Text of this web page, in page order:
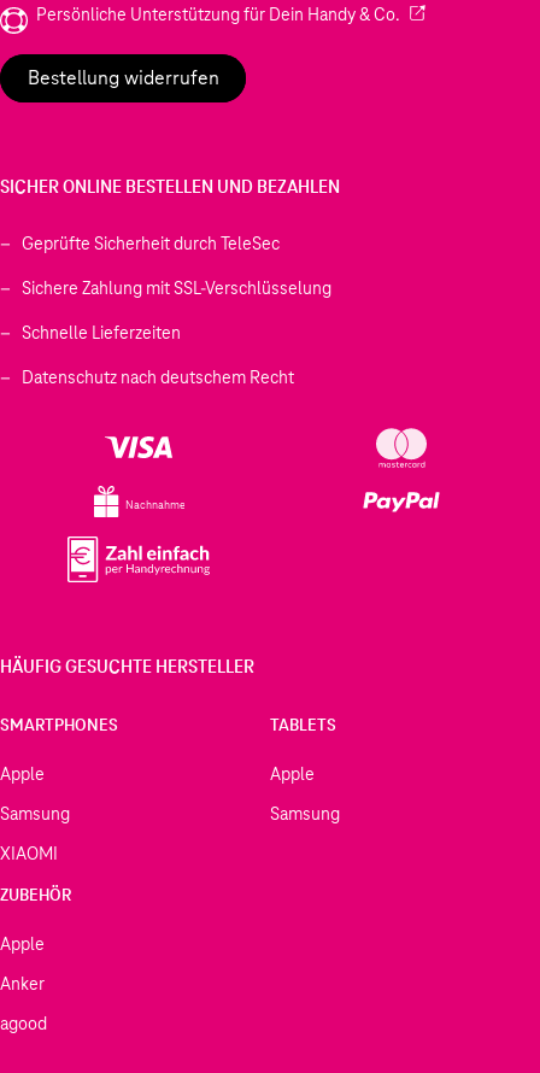
Persönliche Unterstützung für Dein Handy & Co. (Wird in einem
Bestellung widerrufen
SICHER ONLINE BESTELLEN UND BEZAHLEN
Geprüfte Sicherheit durch TeleSec
Sichere Zahlung mit SSL-Verschlüsselung
Schnelle Lieferzeiten
Datenschutz nach deutschem Recht
Nachnahme
HÄUFIG GESUCHTE HERSTELLER
SMARTPHONES
Apple
Samsung
XIAOMI
TABLETS
Apple
Samsung
ZUBEHÖR
Apple
Anker
agood